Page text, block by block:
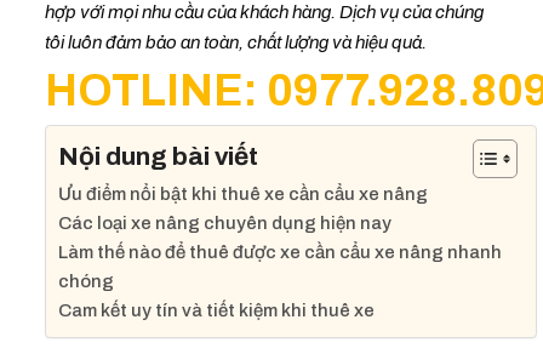
hợp với mọi nhu cầu của khách hàng. Dịch vụ của chúng
tôi luôn đảm bảo an toàn, chất lượng và hiệu quả.
HOTLINE:
Nội dung bài viết
Ưu điểm nổi bật khi thuê xe cần cẩu xe nâng
Các loại xe nâng chuyên dụng hiện nay
Làm thế nào để thuê được xe cần cẩu xe nâng nhanh
chóng
Cam kết uy tín và tiết kiệm khi thuê xe